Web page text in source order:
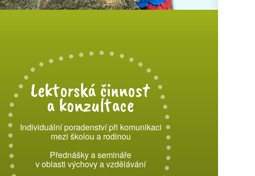
Lektorská činnost
a konzultace
Individuální poradenství při komunikaci
mezi školou a rodinou
Přednášky a semináře
v oblasti výchovy a vzdělávání